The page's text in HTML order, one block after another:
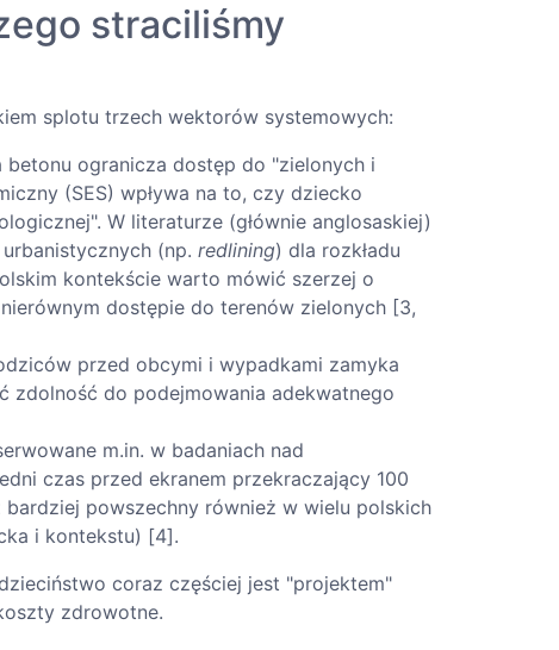
straciliśmy
splotu trzech wektorów systemowych:
betonu ogranicza dostęp do "zielonych i
(SES) wpływa na to, czy dziecko
W literaturze (głównie anglosaskiej)
(np. redlining) dla rozkładu
kontekście warto mówić szerzej o
dostępie do terenów zielonych [3,
przed obcymi i wypadkami zamyka
zdolność do podejmowania adekwatnego
m.in. w badaniach nad
czas przed ekranem przekraczający 100
powszechny również w wielu polskich
i kontekstu) [4].
coraz częściej jest "projektem"
zdrowotne.